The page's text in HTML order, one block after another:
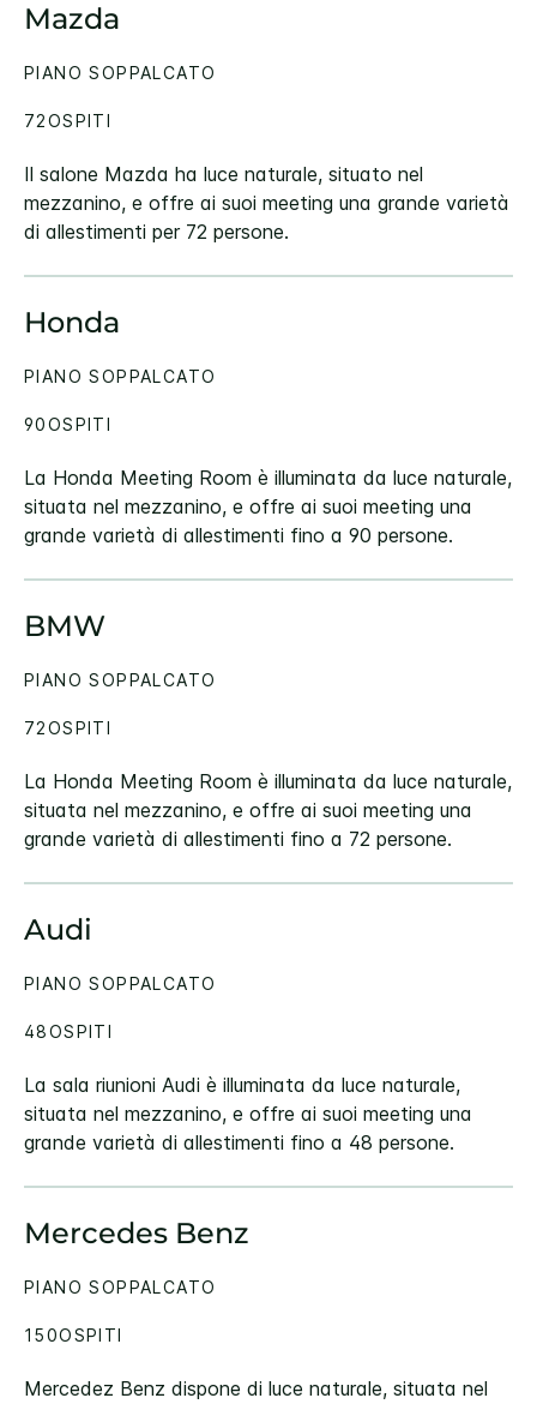
Mazda
Il salone Mazda ha luce naturale, situato nel
mezzanino, e offre ai suoi meeting una grande varietà
di allestimenti per 72 persone.
PIANO SOPPALCATO
72OSPITI
Honda
La Honda Meeting Room è illuminata da luce naturale,
situata nel mezzanino, e offre ai suoi meeting una
grande varietà di allestimenti fino a 90 persone.
PIANO SOPPALCATO
90OSPITI
BMW
La Honda Meeting Room è illuminata da luce naturale,
situata nel mezzanino, e offre ai suoi meeting una
grande varietà di allestimenti fino a 72 persone.
PIANO SOPPALCATO
72OSPITI
Audi
La sala riunioni Audi è illuminata da luce naturale,
situata nel mezzanino, e offre ai suoi meeting una
grande varietà di allestimenti fino a 48 persone.
PIANO SOPPALCATO
48OSPITI
Mercedes Benz
Mercedez Benz dispone di luce naturale, situata nel
PIANO SOPPALCATO
150OSPITI